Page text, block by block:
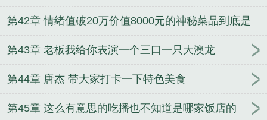
第42章 情绪值破20万价值8000元的神秘菜品到底是
什么
第43章 老板我给你表演一个三口一只大澳龙
第44章 唐杰 带大家打卡一下特色美食
第45章 这么有意思的吃播也不知道是哪家饭店的